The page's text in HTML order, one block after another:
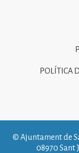
POLÍTICA
© Ajuntament de
08970 Sant